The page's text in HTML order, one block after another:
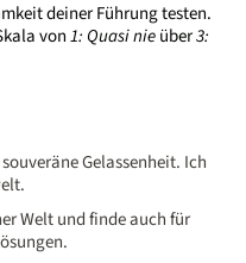
deiner Führung testen.
von1: Quasi nieüber3:
Gelassenheit. Ich
Welt und finde auch für